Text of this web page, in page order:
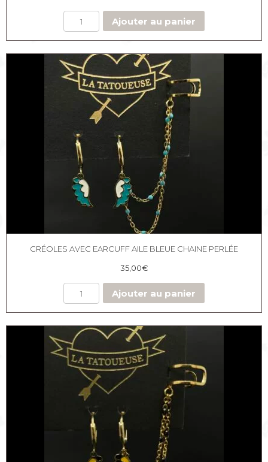
Ajouter au panier
CRÉOLES AVEC EARCUFF AILE BLEUE CHAINE PERLÉE
35,00€
Ajouter au panier